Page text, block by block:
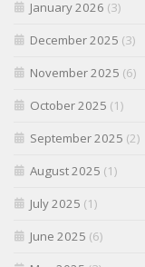
January 2026 (3)
December 2025 (3)
November 2025 (6)
October 2025 (1)
September 2025 (2)
August 2025 (1)
July 2025 (1)
June 2025 (6)